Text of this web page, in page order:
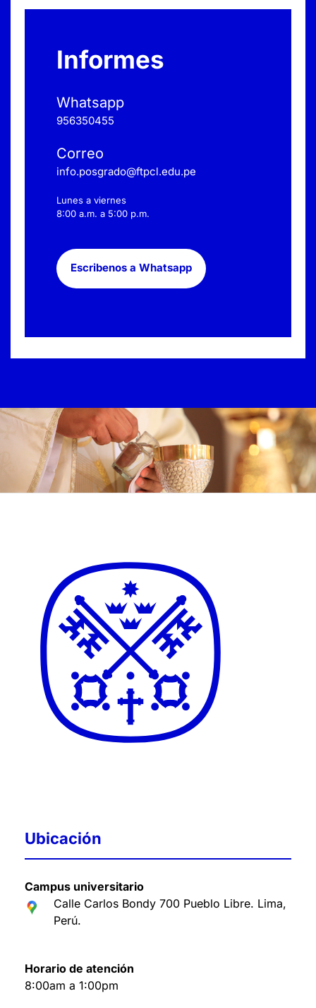
Informes
Whatsapp
956350455
Correo
info.posgrado@ftpcl.edu.pe
Lunes a viernes
8:00 a.m. a 5:00 p.m.
Escribenos a Whatsapp
Ubicación
Campus universitario
Calle Carlos Bondy 700 Pueblo Libre. Lima,
Perú.
Horario de atención
8:00am a 1:00pm